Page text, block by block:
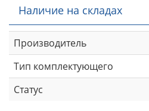
Наличие на складах
Производитель
Тип комплектующего
Статус